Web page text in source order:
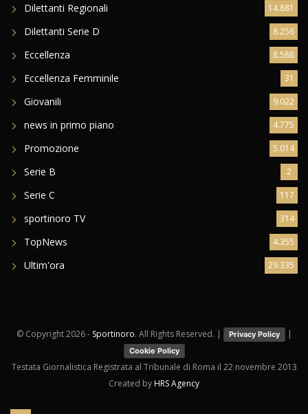
Dilettanti Regionali 14.881
Dilettanti Serie D 8.256
Eccellenza 8.588
Eccellenza Femminile 31
Giovanili 9.022
news in primo piano 4.775
Promozione 5.014
Serie B 2
Serie C 117
sportinoro TV 314
TopNews 4.355
Ultim'ora 29.335
© Copyright2026 - Sportinoro. All Rights Reserved. | Privacy Policy |
Cookie Policy
Testata Giornalistica Registrata al Tribunale di Roma il 22 novembre 2013
Created by HRS Agency